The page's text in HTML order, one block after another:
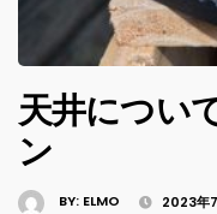
天井につい
ン
BY: ELMO 2023年